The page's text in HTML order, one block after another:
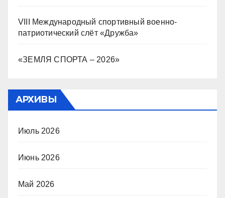
VIII Международный спортивный военно-
патриотический слёт «Дружба»
«ЗЕМЛЯ СПОРТА – 2026»
АРХИВЫ
Июль 2026
Июнь 2026
Май 2026